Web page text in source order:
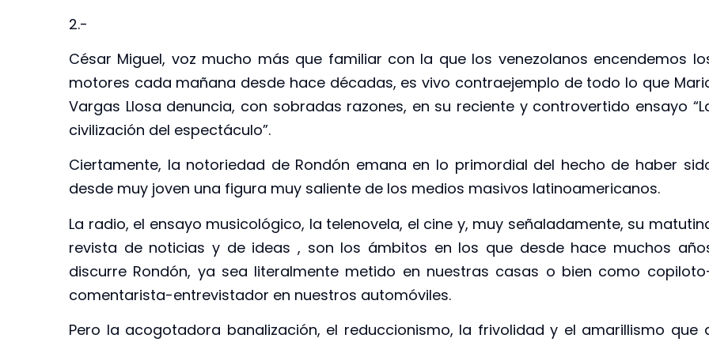
2.-
César Miguel, voz mucho más que familiar con la que los venezolanos encendemos
motores cada mañana desde hace décadas, es vivo contraejemplo de todo lo que
Vargas Llosa denuncia, con sobradas razones, en su reciente y controvertido ensayo
civilización del espectáculo”.
Ciertamente, la notoriedad de Rondón emana en lo primordial del hecho de haber
desde muy joven una figura muy saliente de los medios masivos latinoamericanos.
La radio, el ensayo musicológico, la telenovela, el cine y, muy señaladamente, su
revista de noticias y de ideas , son los ámbitos en los que desde hace muchos
discurre Rondón, ya sea literalmente metido en nuestras casas o bien como
comentarista-entrevistador en nuestros automóviles.
Pero la acogotadora banalización, el reduccionismo, la frivolidad y el amarillismo que